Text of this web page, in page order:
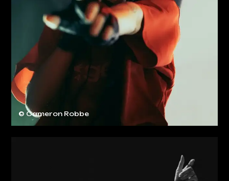
© Cameron Robbe